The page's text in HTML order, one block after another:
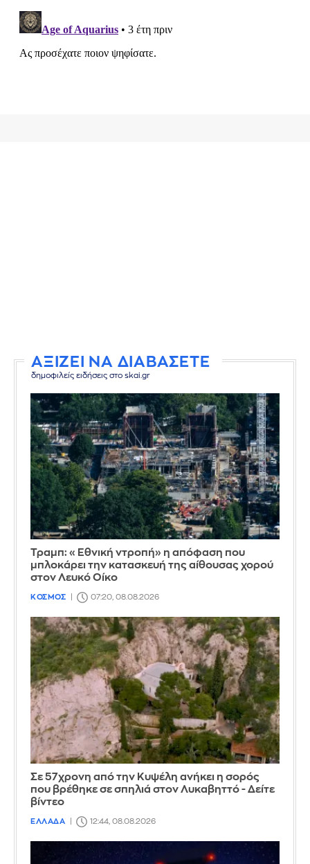
ΑΞΙΖΕΙ ΝΑ ΔΙΑΒΑΣΕΤΕ
δημοφιλείς ειδήσεις στο skai.gr
Τραμπ: «Εθνική ντροπή» η απόφαση που
μπλοκάρει την κατασκευή της αίθουσας χορού
στον Λευκό Οίκο
ΚΟΣΜΟΣ 07:20, 08.08.2026
Σε 57χρονη από την Κυψέλη ανήκει η σορός
που βρέθηκε σε σπηλιά στον Λυκαβηττό - Δείτε
βίντεο
ΕΛΛΑΔΑ 12:44, 08.08.2026